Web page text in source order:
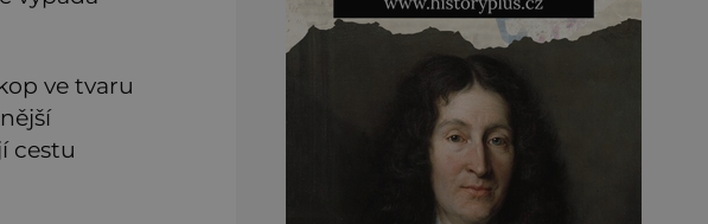
ve tvaru
cestu